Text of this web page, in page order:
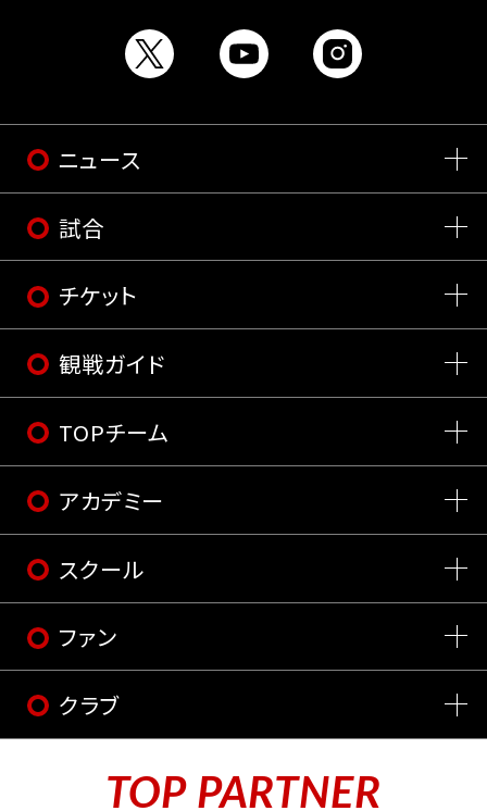
ニュース
試合
チケット
観戦ガイド
TOPチーム
アカデミー
スクール
ファン
クラブ
TOP PARTNER